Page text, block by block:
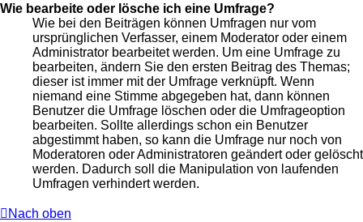
Wie bearbeite oder lösche ich eine Umfrage?
Wie bei den Beiträgen können Umfragen nur vom
ursprünglichen Verfasser, einem Moderator oder einem
Administrator bearbeitet werden. Um eine Umfrage zu
bearbeiten, ändern Sie den ersten Beitrag des Themas;
dieser ist immer mit der Umfrage verknüpft. Wenn
niemand eine Stimme abgegeben hat, dann können
Benutzer die Umfrage löschen oder die Umfrageoption
bearbeiten. Sollte allerdings schon ein Benutzer
abgestimmt haben, so kann die Umfrage nur noch von
Moderatoren oder Administratoren geändert oder gelöscht
werden. Dadurch soll die Manipulation von laufenden
Umfragen verhindert werden.
Nach oben